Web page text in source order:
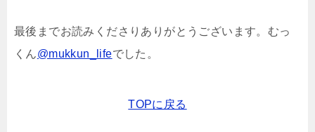
最後までお読みくださりありがとうございます。むっ
くん@mukkun_lifeでした。
TOPに戻る